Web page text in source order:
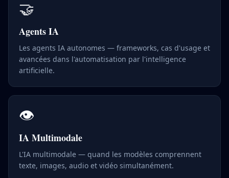
🤝
Agents IA
Les agents IA autonomes — frameworks, cas d'usage et
avancées dans l'automatisation par l'intelligence
artificielle.
👁️
IA Multimodale
L'IA multimodale — quand les modèles comprennent
texte, images, audio et vidéo simultanément.